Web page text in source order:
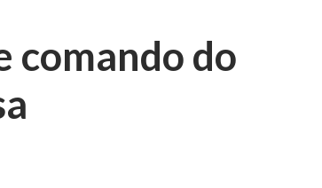
comando do